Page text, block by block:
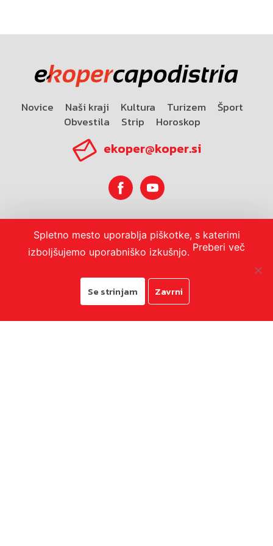
Novice Naši kraji Kultura Turizem
Šport
Obvestila
Strip Horoskop
ekoper@koper.si
Horoskop
Spletno mesto uporablja piškotke, s katerimi
izboljšujemo uporabniško izkušnjo. Preberi več
Se strinjam Zavrni